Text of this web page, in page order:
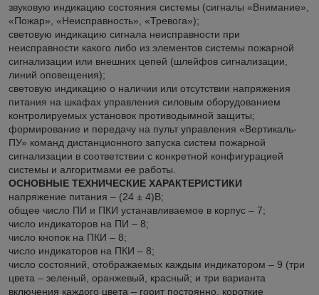
звуковую индикацию состояния системы (сигналы «Внимание»,
«Пожар», «Неисправность», «Тревога»);
световую индикацию сигнала неисправности при
неисправности какого либо из элементов системы пожарной
сигнализации или внешних цепей (шлейфов сигнализации,
линий оповещения);
световую индикацию о наличии или отсутствии напряжения
питания на шкафах управления силовым оборудованием
контролируемых установок противодымной защиты;
формирование и передачу на пульт управления «Вертикаль-
ПУ» команд дистанционного запуска систем пожарной
сигнализации в соответствии с конкретной конфигурацией
системы и алгоритмами ее работы.
ОСНОВНЫЕ ТЕХНИЧЕСКИЕ ХАРАКТЕРИСТИКИ
напряжение питания – (24 ± 4)В;
общее число ПИ и ПКИ устанавливаемое в корпус – 7;
число индикаторов на ПИ – 8;
число кнопок на ПКИ – 8;
число индикаторов на ПКИ – 8;
число состояний, отображаемых каждым индикатором – 9 (три
цвета – зеленый, оранжевый, красный; и три варианта
включения каждого цвета – горит постоянно, короткие